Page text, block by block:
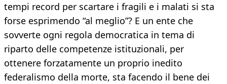
tempi record per scartare i fragili e i malati si sta
forse esprimendo “al meglio”? E un ente che
sovverte ogni regola democratica in tema di
riparto delle competenze istituzionali, per
ottenere forzatamente un proprio inedito
federalismo della morte, sta facendo il bene dei